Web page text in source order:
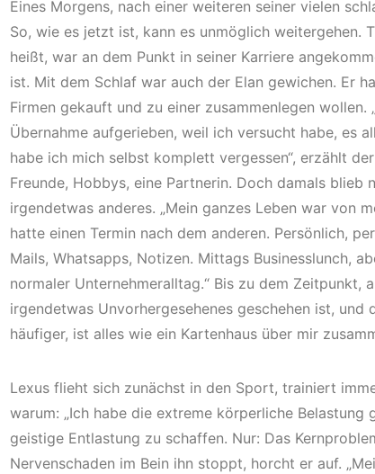
Eines Morgens, nach einer weiteren seiner vielen
So, wie es jetzt ist, kann es unmöglich weitergehen.
heißt, war an dem Punkt in seiner Karriere
ist. Mit dem Schlaf war auch der Elan gewichen. Er
Firmen gekauft und zu einer zusammenlegen wollen.
Übernahme aufgerieben, weil ich versucht habe, es
habe ich mich selbst komplett vergessen“, erzählt
Freunde, Hobbys, eine Partnerin. Doch damals blieb
irgendetwas anderes. „Mein ganzes Leben war von
hatte einen Termin nach dem anderen. Persönlich,
Mails, Whatsapps, Notizen. Mittags Businesslunch,
normaler Unternehmeralltag.“ Bis zu dem Zeitpunkt,
irgendetwas Unvorhergesehenes geschehen ist, und
häufiger, ist alles wie ein Kartenhaus über mir
Lexus flieht sich zunächst in den Sport, trainiert
warum: „Ich habe die extreme körperliche Belastung
geistige Entlastung zu schaffen. Nur: Das
Nervenschaden im Bein ihn stoppt, horcht er auf.